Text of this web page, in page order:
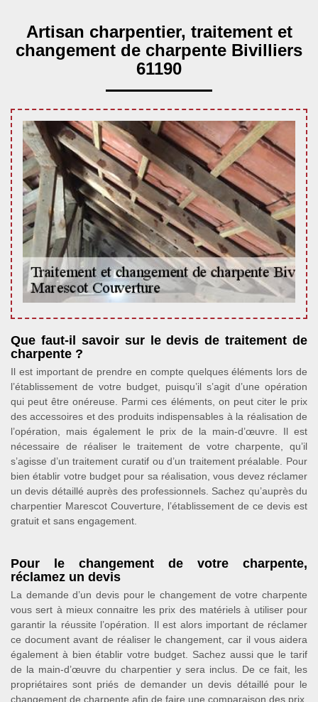
Artisan charpentier, traitement et
changement de charpente Bivilliers
61190
Que faut-il savoir sur le devis de traitement de
charpente ?
Il est important de prendre en compte quelques éléments lors de
l’établissement de votre budget, puisqu’il s’agit d’une opération
qui peut être onéreuse. Parmi ces éléments, on peut citer le prix
des accessoires et des produits indispensables à la réalisation de
l’opération, mais également le prix de la main-d’œuvre. Il est
nécessaire de réaliser le traitement de votre charpente, qu’il
s’agisse d’un traitement curatif ou d’un traitement préalable. Pour
bien établir votre budget pour sa réalisation, vous devez réclamer
un devis détaillé auprès des professionnels. Sachez qu’auprès du
charpentier Marescot Couverture, l’établissement de ce devis est
gratuit et sans engagement.
Pour le changement de votre charpente,
réclamez un devis
La demande d’un devis pour le changement de votre charpente
vous sert à mieux connaitre les prix des matériels à utiliser pour
garantir la réussite l’opération. Il est alors important de réclamer
ce document avant de réaliser le changement, car il vous aidera
également à bien établir votre budget. Sachez aussi que le tarif
de la main-d’œuvre du charpentier y sera inclus. De ce fait, les
propriétaires sont priés de demander un devis détaillé pour le
changement de charpente afin de faire une comparaison des prix.